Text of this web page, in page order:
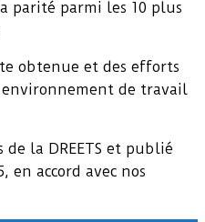
parité parmi les 10 plus
obtenue et des efforts
de travail
de la DREETS et publié
en accord avec nos